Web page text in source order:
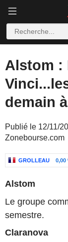
Alstom :
demain
Publié le 12/11/
Zonebourse.com
GROLLEAU 0,00
Alstom
Le groupe
semestre.
Claranova